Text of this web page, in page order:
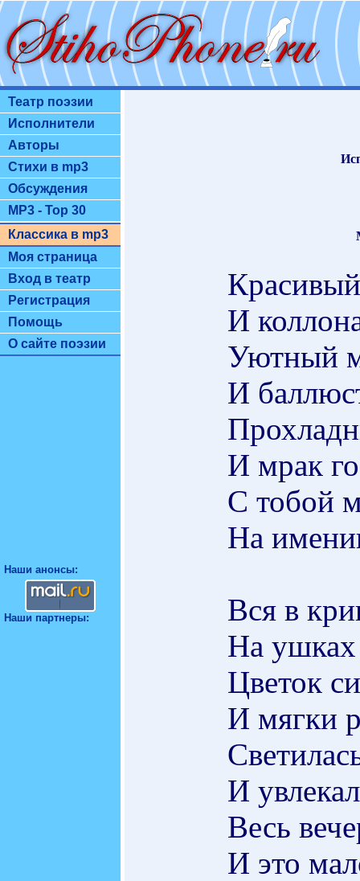
Театр поэзии
Исполнители
Авторы
Стихи в mp3
Обсуждения
MP3 - Top 30
Классика в mp3
Моя страница
Вход в театр
Регистрация
Помощь
О сайте поэзии
Наши анонсы:
Наши партнеры:
И
Уютный
И
И мрак
С тобой
На
Вся в
На
Цветок
И мягки
И
Весь
И это